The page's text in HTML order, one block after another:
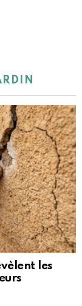
les